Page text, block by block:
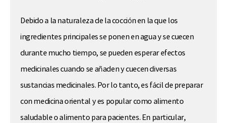
Debido a la naturaleza de la cocción en la que los
ingredientes principales se ponen en agua y se cuecen
durante mucho tiempo, se pueden esperar efectos
medicinales cuando se añaden y cuecen diversas
sustancias medicinales. Por lo tanto, es fácil de preparar
con medicina oriental y es popular como alimento
saludable o alimento para pacientes. En particular,